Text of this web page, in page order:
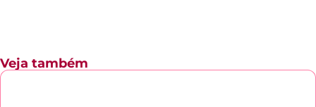
Veja também